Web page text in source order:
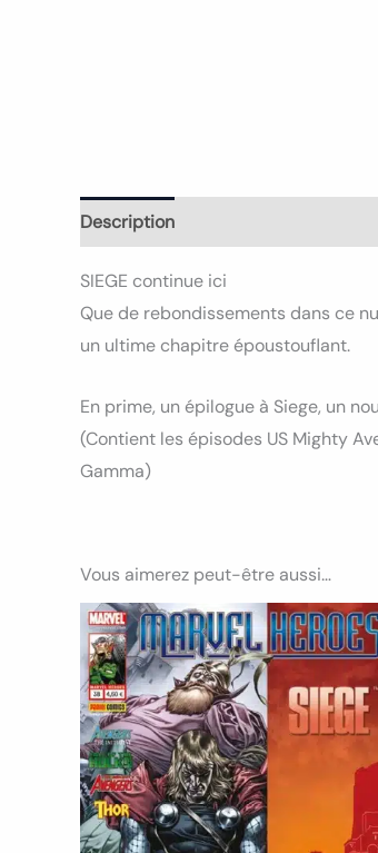
Description
SIEGE continue ici
Que de rebondissements dans ce
un ultime chapitre époustouflant.
En prime, un épilogue à Siege, un
(Contient les épisodes US Mighty
Gamma)
Vous aimerez peut-être aussi…